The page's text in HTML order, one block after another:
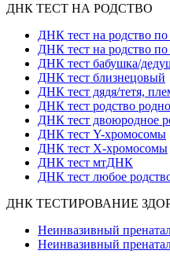
ДНК ТЕСТ НА РОДСТВО
ДНК тест на родство
ДНК тест на родство
ДНК тест бабушка/
ДНК тест близнецовый
ДНК тест дядя/тетя,
ДНК тест родство
ДНК тест двоюродное
ДНК тест Y-хромосомы
ДНК тест X-хромосомы
ДНК тест мтДНК
ДНК тест любое
ДНК ТЕСТИРОВАНИЕ
Неинвазивный
Неинвазивный